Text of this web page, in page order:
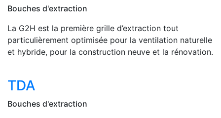
Bouches d'extraction
La G2H est la première grille d’extraction tout
particulièrement optimisée pour la ventilation naturelle
et hybride, pour la construction neuve et la rénovation.
TDA
Bouches d'extraction